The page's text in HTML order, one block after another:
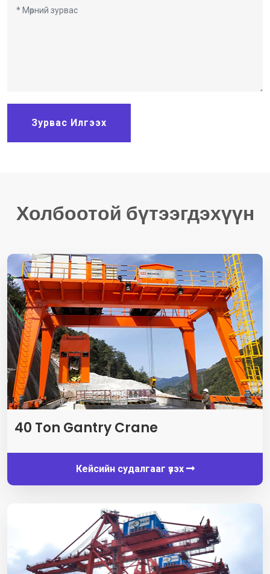
Зурвас Илгээх
Холбоотой бүтээгдэхүүн
40 Ton Gantry Crane
Кейсийн судалгааг үзэх